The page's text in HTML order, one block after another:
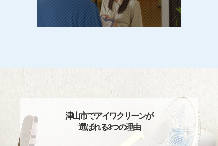
津山市でアイワクリーンが
選ばれる3つの理由